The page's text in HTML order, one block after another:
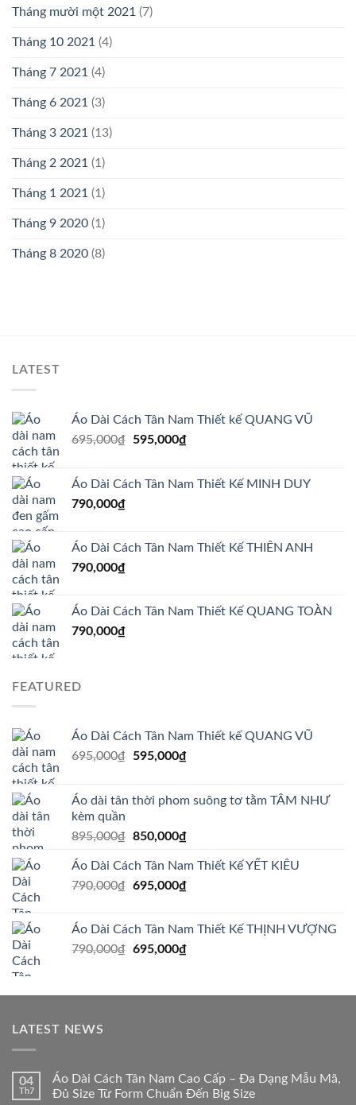
Tháng mười một 2021 (7)
Tháng 10 2021 (4)
Tháng 7 2021 (4)
Tháng 6 2021 (3)
Tháng 3 2021 (13)
Tháng 2 2021 (1)
Tháng 1 2021 (1)
Tháng 9 2020 (1)
Tháng 8 2020 (8)
LATEST
Áo Dài Cách Tân Nam Thiết kế QUANG VŨ
695,000₫
Giá
695,000₫.
595,000₫Giá
là:
Áo Dài Cách Tân Nam Thiết Kế MINH DUY
790,000₫
Áo Dài Cách Tân Nam Thiết Kế THIÊN ANH
790,000₫
Áo Dài Cách Tân Nam Thiết Kế QUANG TOÀN
790,000₫
FEATURED
Áo Dài Cách Tân Nam Thiết kế QUANG VŨ
695,000₫
Giá
695,000₫.
595,000₫Giá
là:
Áo dài tân thời phom suông tơ tằm TÂM NHƯ
kèm quần
895,000₫ Giá
là:
895,000₫.
850,000₫Giá
tại
là:
Áo Dài Cách Tân Nam Thiết Kế YẾT KIÊU
790,000₫ Giá
790,000₫.
695,000₫Giá
là:
695,000₫.
Áo Dài Cách Tân Nam Thiết Kế THỊNH VƯỢNG
790,000₫ Giá
790,000₫.
695,000₫Giá
là:
LATEST NEWS
04
Th7
Áo Dài Cách Tân Nam Cao Cấp – Đa Dạng Mẫu Mã,
Đủ Size Từ Form Chuẩn Đến Big Size